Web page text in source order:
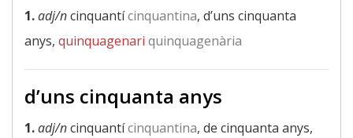
1.adj/ncinquantícinquantina, d’uns cinquanta
anys, quinquagenari quinquagenària
d’uns cinquanta anys
1.adj/ncinquantícinquantina, de cinquanta anys,